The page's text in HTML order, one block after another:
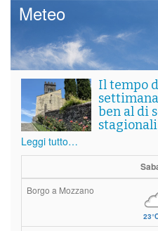
Meteo
Il tempo
ben al di
stagionali
Leggi tutto…
Borgo a Mozzano